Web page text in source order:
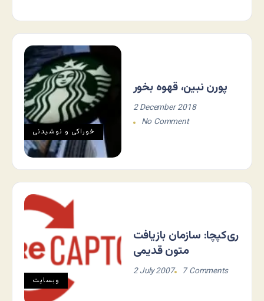
خوراکی و نوشیدنی
پورن نبین، قهوه بخور
2 December 2018
No Comment
وبسایت
ری‌کپچا: سازمان بازیافت
متون قدیمی
2 July 2007 7 Comments